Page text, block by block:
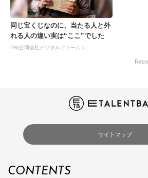
同じ宝くじなのに、当たる人と外
れる人の違い実は“ここ”でした
PR(合同会社デジタルファーム )
サイトマップ
CONTENTS